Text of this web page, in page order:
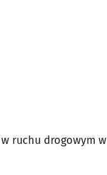
ruchu drogowym w